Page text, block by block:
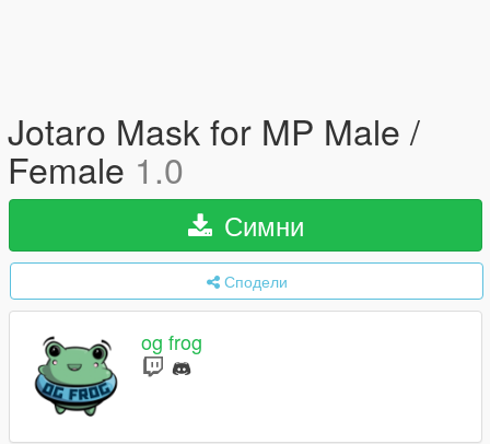
Jotaro Mask for MP Male /
Female 1.0
Симни
Сподели
og frog